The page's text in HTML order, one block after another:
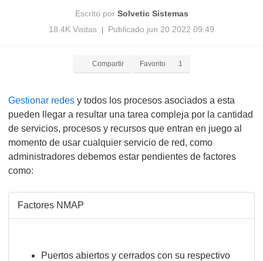
Escrito por Solvetic Sistemas
18.4K Visitas
Publicado jun 20 2022 09:49
Compartir Favorito 1
Gestionar redes y todos los procesos asociados a esta
pueden llegar a resultar una tarea compleja por la cantidad
de servicios, procesos y recursos que entran en juego al
momento de usar cualquier servicio de red, como
administradores debemos estar pendientes de factores
como:
Factores NMAP
Puertos abiertos y cerrados con su respectivo